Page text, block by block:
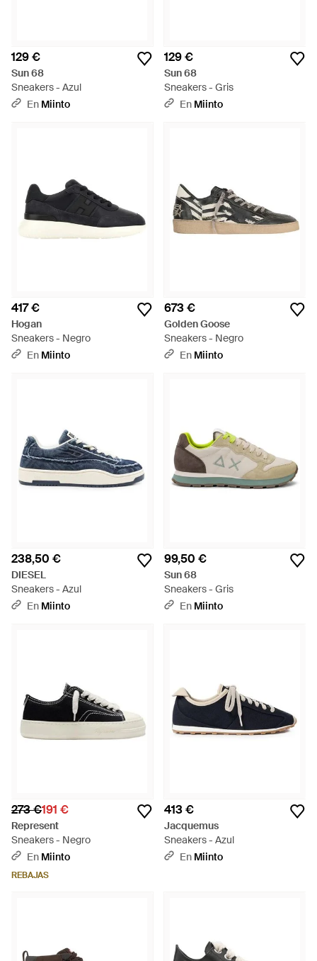
129 €
Sun 68
Sneakers - Azul
En Miinto
129 €
Sun 68
Sneakers - Gris
En Miinto
417 €
Hogan
Sneakers - Negro
En Miinto
673 €
Golden Goose
Sneakers - Negro
En Miinto
238,50 €
DIESEL
Sneakers - Azul
En Miinto
99,50 €
Sun 68
Sneakers - Gris
En Miinto
273 €191 €
Represent
Sneakers - Negro
En Miinto
REBAJAS
413 €
Jacquemus
Sneakers - Azul
En Miinto